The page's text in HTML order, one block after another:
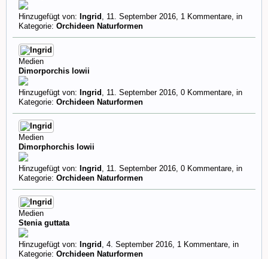
Hinzugefügt von: Ingrid , 11. September 2016, 1 Kommentare, in
Kategorie: Orchideen Naturformen
Medien
Dimorporchis lowii
Hinzugefügt von: Ingrid , 11. September 2016, 0 Kommentare, in
Kategorie: Orchideen Naturformen
Medien
Dimorphorchis lowii
Hinzugefügt von: Ingrid , 11. September 2016, 0 Kommentare, in
Kategorie: Orchideen Naturformen
Medien
Stenia guttata
Hinzugefügt von: Ingrid , 4. September 2016, 1 Kommentare, in
Kategorie: Orchideen Naturformen